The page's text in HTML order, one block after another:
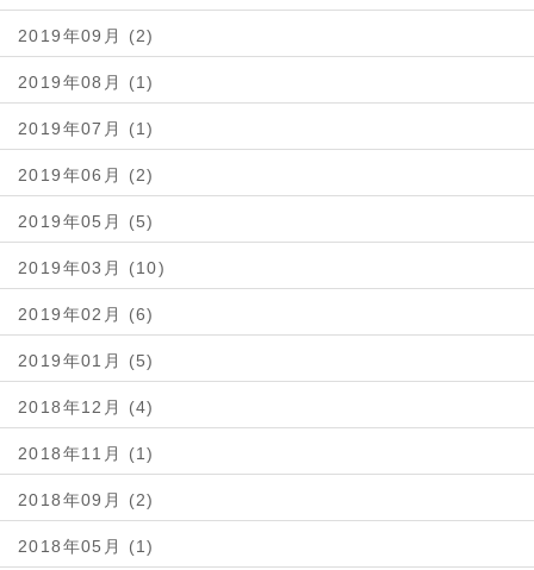
2019年09月 (2)
2019年08月 (1)
2019年07月 (1)
2019年06月 (2)
2019年05月 (5)
2019年03月 (10)
2019年02月 (6)
2019年01月 (5)
2018年12月 (4)
2018年11月 (1)
2018年09月 (2)
2018年05月 (1)